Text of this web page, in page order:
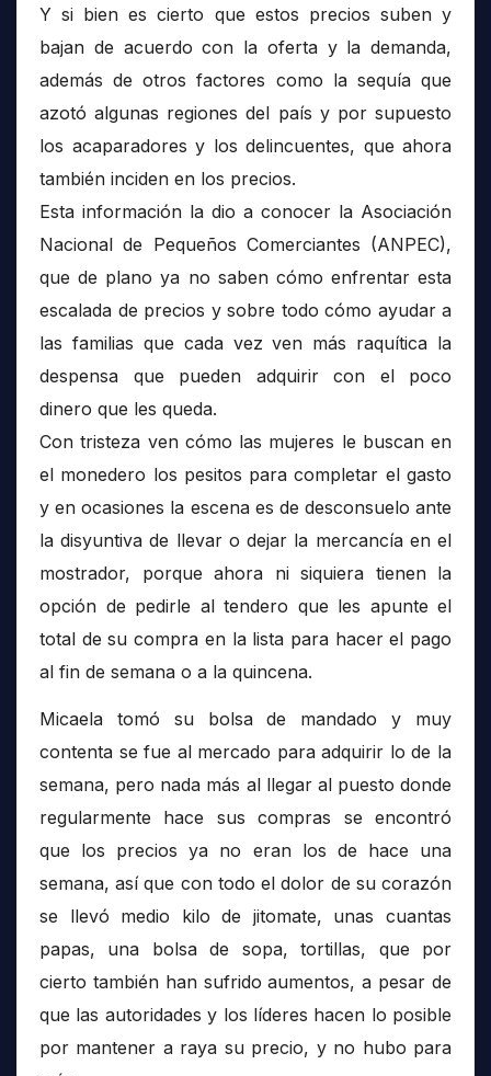
Y si bien es cierto que estos precios suben y
bajan de acuerdo con la oferta y la demanda,
además de otros factores como la sequía que
azotó algunas regiones del país y por supuesto
los acaparadores y los delincuentes, que ahora
también inciden en los precios.
Esta información la dio a conocer la Asociación
Nacional de Pequeños Comerciantes (ANPEC),
que de plano ya no saben cómo enfrentar esta
escalada de precios y sobre todo cómo ayudar a
las familias que cada vez ven más raquítica la
despensa que pueden adquirir con el poco
dinero que les queda.
Con tristeza ven cómo las mujeres le buscan en
el monedero los pesitos para completar el gasto
y en ocasiones la escena es de desconsuelo ante
la disyuntiva de llevar o dejar la mercancía en el
mostrador, porque ahora ni siquiera tienen la
opción de pedirle al tendero que les apunte el
total de su compra en la lista para hacer el pago
al fin de semana o a la quincena.
Micaela tomó su bolsa de mandado y muy
contenta se fue al mercado para adquirir lo de la
semana, pero nada más al llegar al puesto donde
regularmente hace sus compras se encontró
que los precios ya no eran los de hace una
semana, así que con todo el dolor de su corazón
se llevó medio kilo de jitomate, unas cuantas
papas, una bolsa de sopa, tortillas, que por
cierto también han sufrido aumentos, a pesar de
que las autoridades y los líderes hacen lo posible
por mantener a raya su precio, y no hubo para